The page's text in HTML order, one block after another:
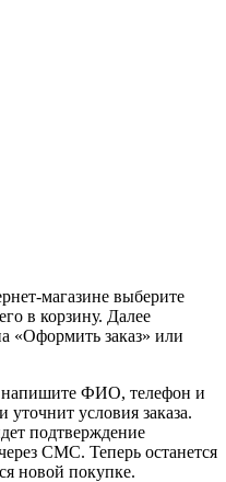
магазине выберите
в корзину. Далее
«Оформить заказ» или
напишите ФИО, телефон и
условия заказа.
подтверждение
СМС. Теперь останется
новой покупке.